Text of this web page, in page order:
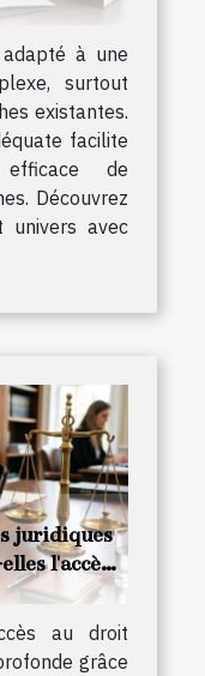
à une
surtout
existantes.
facilite
de
Découvrez
univers avec
juridiques
l'accès
au droit
grâce